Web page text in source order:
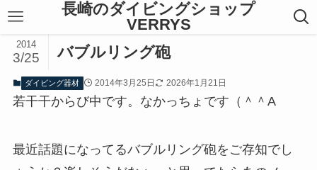
長崎のダイビングショップ
VERRYS
バブルリング砲
2014
3/25
ダイビング器材 2014年3月25日 2026年1月21日
若干干からび中です。なかっちょです（＾＾A
最近話題になってるバブルリング砲をご存知でし